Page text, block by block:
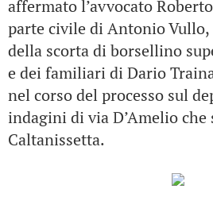
affermato l’avvocato
parte civile di Antonio
della scorta di borsellino
e dei familiari di Dario
nel corso del processo sul
indagini di via D’Amelio che
Caltanissetta.